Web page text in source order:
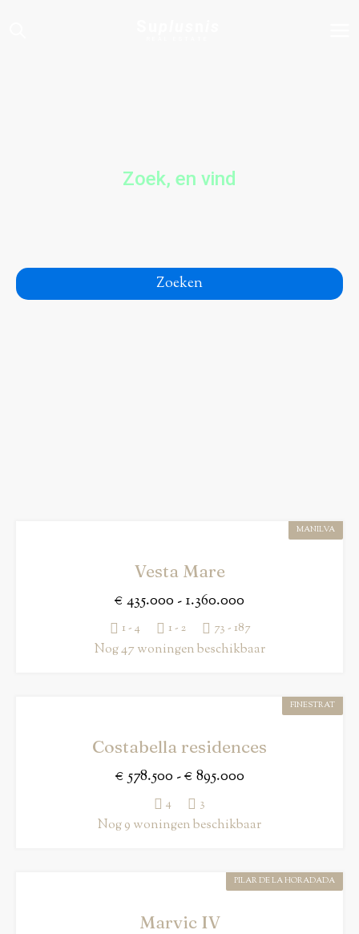
Zoek, en vind
Zoeken
MANILVA
Vesta Mare
€ 435.000 - 1.360.000
1 - 4 1 - 2 73 - 187
Nog 47 woningen beschikbaar
FINESTRAT
Costabella residences
€ 578.500 - € 895.000
4 3
Nog 9 woningen beschikbaar
PILAR DE LA HORADADA
Marvic IV